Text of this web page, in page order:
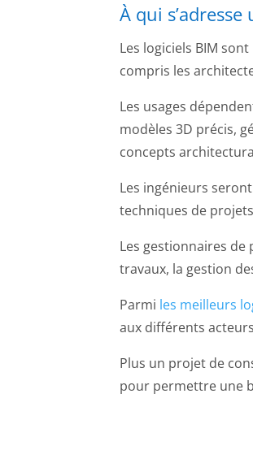
À qui
Les logiciels BIM
compris les
Les usages
modèles 3D précis,
concepts
Les ingénieurs
techniques de
Les gestionnaires
travaux, la gestion
Parmi les meilleurs
aux différents
Plus un projet de
pour permettre une